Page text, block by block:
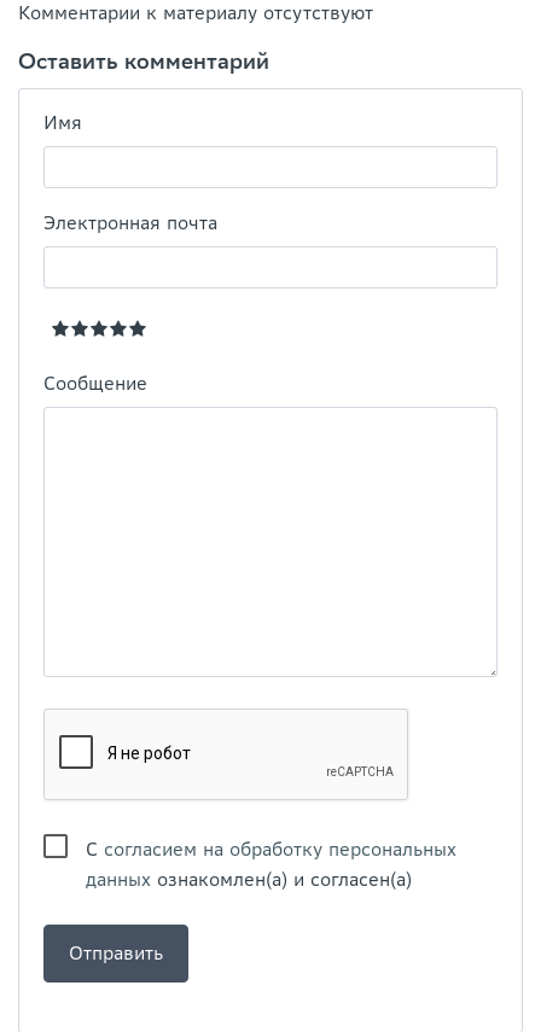
Комментарии к материалу отсутствуют
Оставить комментарий
Имя
Электронная почта
Сообщение
С согласием на обработку персональных
данных ознакомлен(а) и согласен(а)